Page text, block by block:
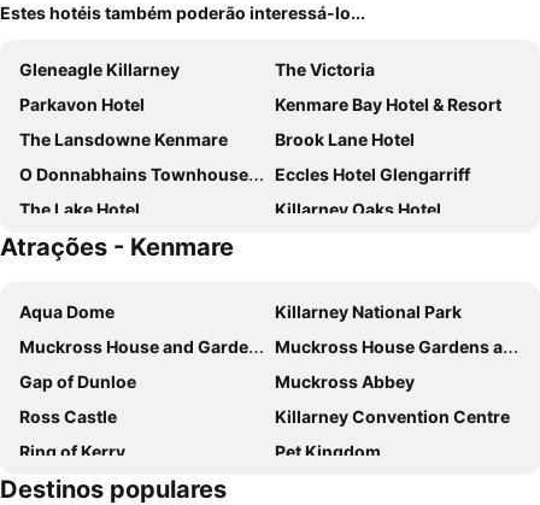
Estes hotéis também poderão interessá-lo...
Gleneagle Killarney
The Victoria
Parkavon Hotel
Kenmare Bay Hotel & Resort
The Lansdowne Kenmare
Brook Lane Hotel
O Donnabhains Townhouse Accommodation
Eccles Hotel Glengarriff
The Lake Hotel
Killarney Oaks Hotel
The Ferris Wheel B&B
Atrações - Kenmare
Aqua Dome
Killarney National Park
Muckross House and Gardens
Muckross House Gardens and Traditional Farms
Gap of Dunloe
Muckross Abbey
Ross Castle
Killarney Convention Centre
Ring of Kerry
Pet Kingdom
Kerry Airport
Destinos populares